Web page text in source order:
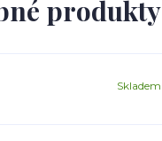
produkty
Skladem